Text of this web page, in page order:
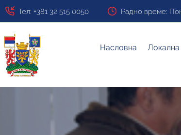
Тел: +381 32 515 0050 Радно време:
Насловна